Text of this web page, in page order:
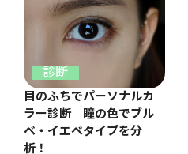
診断
目のふちでパーソナルカ
ラー診断｜瞳の色でブル
ベ・イエベタイプを分
析！